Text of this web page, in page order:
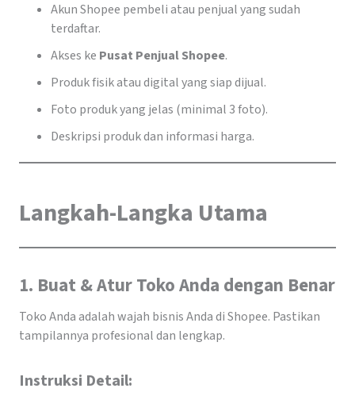
Akun Shopee pembeli atau penjual yang sudah
terdaftar.
Akses ke Pusat Penjual Shopee.
Produk fisik atau digital yang siap dijual.
Foto produk yang jelas (minimal 3 foto).
Deskripsi produk dan informasi harga.
Langkah-Langka Utama
1. Buat & Atur Toko Anda dengan Benar
Toko Anda adalah wajah bisnis Anda di Shopee. Pastikan
tampilannya profesional dan lengkap.
Instruksi Detail: